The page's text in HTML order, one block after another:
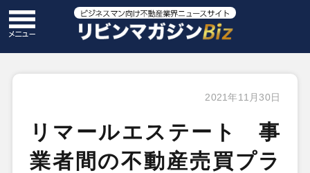
2021年11月30日
リマールエステート 事
業者間の不動産売買プラ